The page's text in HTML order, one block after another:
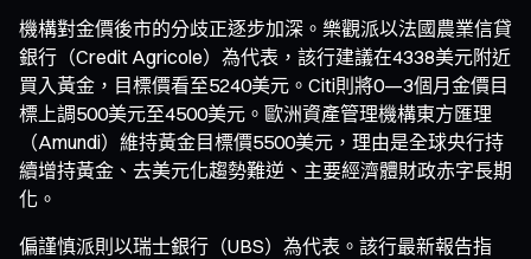
機構對金價後市的分歧正逐步加深。樂觀派以法國農業信貸
銀行（Credit Agricole）為代表，該行建議在4338美元附近
買入黃金，目標價看至5240美元。Citi則將0—3個月金價目
標上調500美元至4500美元。歐洲資產管理機構東方匯理
（Amundi）維持黃金目標價5500美元，理由是全球央行持
續增持黃金、去美元化趨勢難逆、主要經濟體財政赤字長期
化。
偏謹慎派則以瑞士銀行（UBS）為代表。該行最新報告指